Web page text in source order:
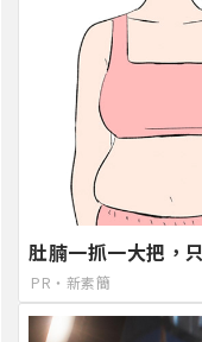
肚腩一抓一大把，
PR・新素簡